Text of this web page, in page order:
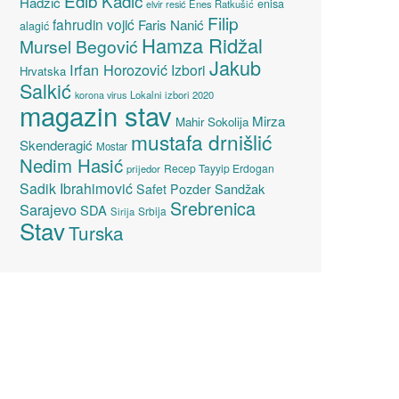
elvir resić Enes Ratkušić enisa
alagić fahrudin vojić Faris Nanić Filip
Mursel Begović Hamza Ridžal
Hrvatska Irfan Horozović Izbori Jakub
Salkić korona virus Lokalni izbori 2020
magazin stav Mahir Sokolija Mirza
Skenderagić Mostar mustafa drnišlić
Nedim Hasić prijedor Recep Tayyip Erdogan
Sadik Ibrahimović Safet Pozder Sandžak
SarajevoSDA Sirija Srbija Srebrenica
StavTurska